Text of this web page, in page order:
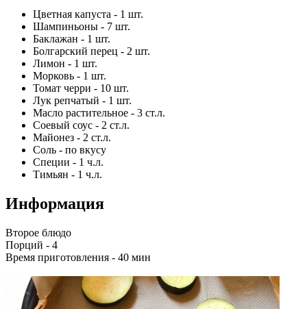
Цветная капуста - 1 шт.
Шампиньоны - 7 шт.
Баклажан - 1 шт.
Болгарский перец - 2 шт.
Лимон - 1 шт.
Морковь - 1 шт.
Томат черри - 10 шт.
Лук репчатый - 1 шт.
Масло растительное - 3 ст.л.
Соевый соус - 2 ст.л.
Майонез - 2 ст.л.
Соль - по вкусу
Специи - 1 ч.л.
Тимьян - 1 ч.л.
Информация
Второе блюдо
Порций - 4
Время приготовления - 40 мин